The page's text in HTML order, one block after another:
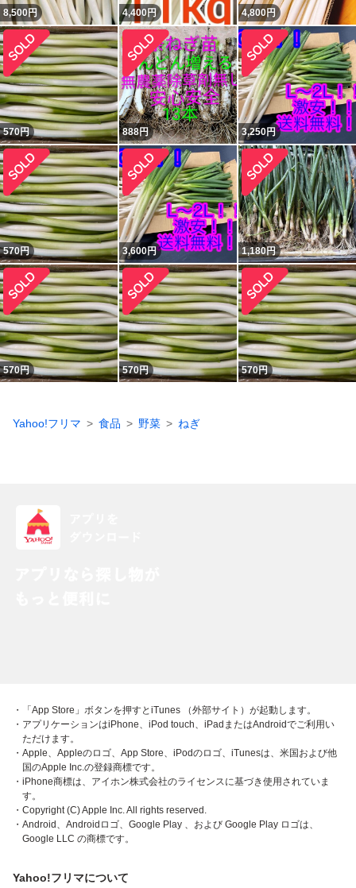
8,500円 4,400円 4,800円
570円 888円 3,250円
570円 3,600円 1,180円
570円 570円 570円
Yahoo!フリマ 食品 野菜 ねぎ
・「App Store」ボタンを押すとiTunes （外部サイト）が起動します。
・アプリケーションはiPhone、iPod touch、iPadまたはAndroidでご利用い
ただけます。
・Apple、Appleのロゴ、App Store、iPodのロゴ、iTunesは、米国および他
国のApple Inc.の登録商標です。
・iPhone商標は、アイホン株式会社のライセンスに基づき使用されていま
す。
・Copyright (C) Apple Inc. All rights reserved.
・Android、Androidロゴ、Google Play 、および Google Play ロゴは、
Google LLC の商標です。
Yahoo!フリマについて